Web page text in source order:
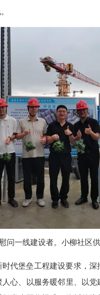
问一线建设者。 小柳社区
代堡垒工程建设要求，
心、以服务暖邻里、以